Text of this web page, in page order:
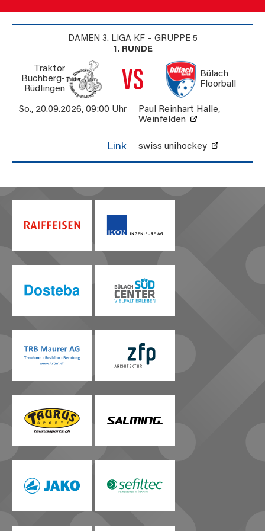
DAMEN 3. LIGA KF – GRUPPE 5
1. RUNDE
Traktor
Buchberg-
Rüdlingen
VS
Bülach
Floorball
So., 20.09.2026, 09:00 Uhr Paul Reinhart Halle,
Weinfelden
Link swiss unihockey